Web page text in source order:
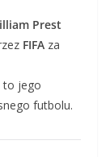
Prest
FIFA za
to jego
futbolu.